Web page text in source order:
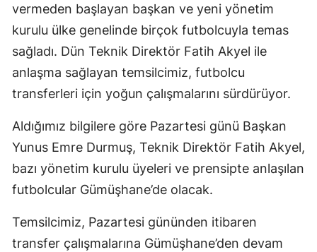
Nevşehir
Niğde
Ordu
Sakarya
Samsun
Siirt
Sinop
vermeden başlayan başkan ve yeni yönetim
kurulu ülke genelinde birçok futbolcuyla temas
sağladı. Dün Teknik Direktör Fatih Akyel ile
anlaşma sağlayan temsilcimiz, futbolcu
transferleri için yoğun çalışmalarını sürdürüyor.
Aldığımız bilgilere göre Pazartesi günü Başkan
Yunus Emre Durmuş, Teknik Direktör Fatih Akyel,
bazı yönetim kurulu üyeleri ve prensipte anlaşılan
futbolcular Gümüşhane’de olacak.
Temsilcimiz, Pazartesi gününden itibaren
transfer çalışmalarına Gümüşhane’den devam